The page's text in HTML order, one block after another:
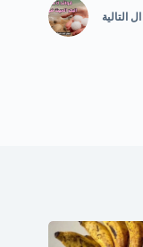
ال التالية